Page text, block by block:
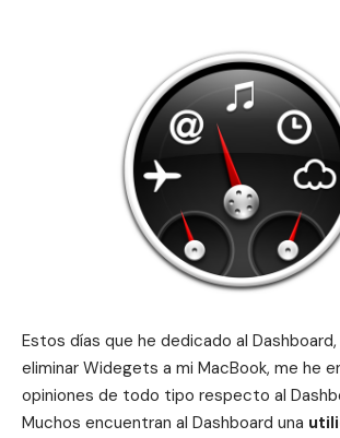
Estos días que he dedicado al Dashboard
eliminar Widegets a mi MacBook, me he
opiniones de todo tipo respecto al
Muchos encuentran al Dashboard una